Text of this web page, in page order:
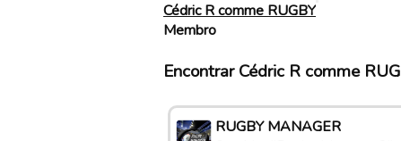
Cédric R comme RUGBY
Membro
Encontrar Cédric R comme
RUGBY MANAGER